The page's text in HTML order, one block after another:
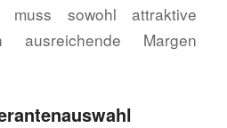
muss sowohl attraktive
Margen